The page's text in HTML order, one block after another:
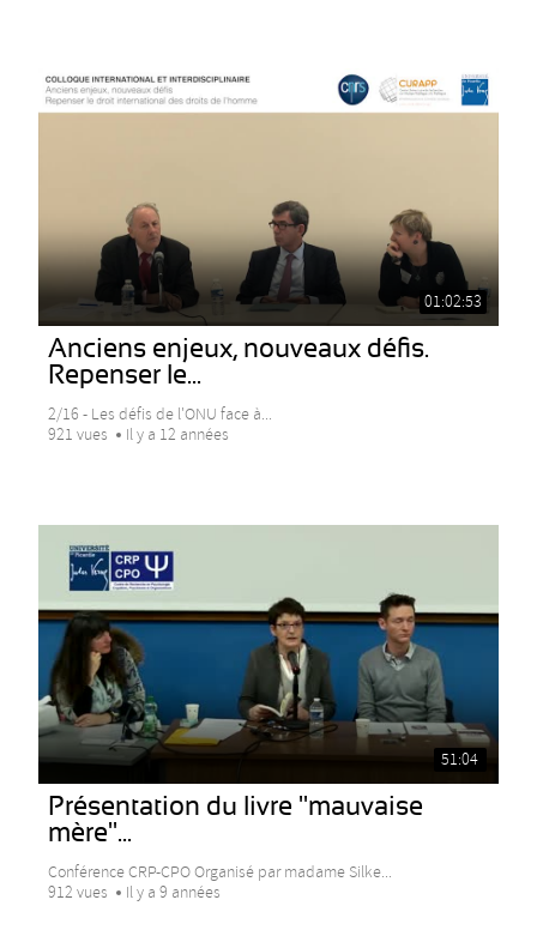
01:02:53
Anciens enjeux, nouveaux défis.
Repenser le...
2/16 - Les défis de l'ONU face à...
921 vues
Il y a 12 années
51:04
Présentation du livre "mauvaise
mère"...
Conférence CRP-CPO Organisé par madame Silke...
912 vues
Il y a 9 années